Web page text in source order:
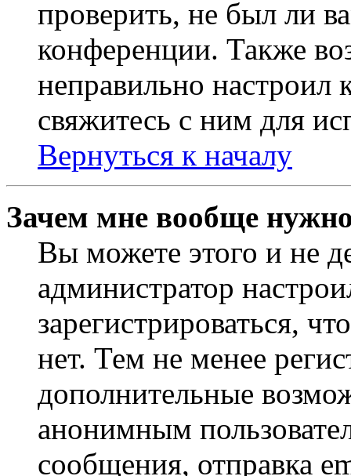
проверить, не был ли
конференции. Также
неправильно
свяжитесь с ним для
Вернуться к началу
Зачем мне вообще
Вы можете этого и не
администратор
зарегистрироваться,
нет. Тем не менее
дополнительные
анонимным
сообщения, отправка